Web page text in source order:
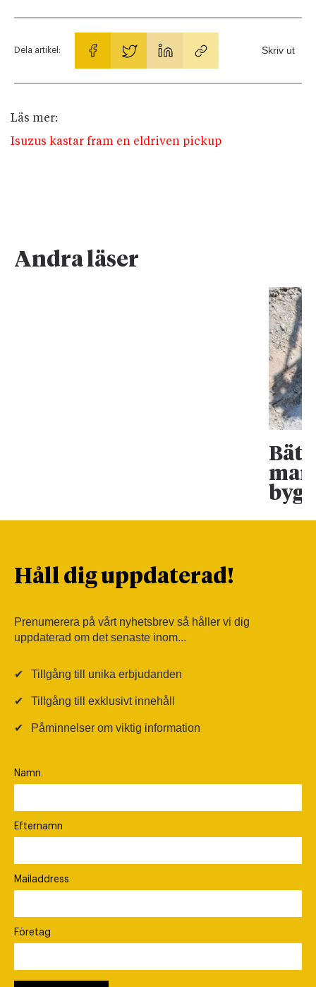
Dela artikel: Skriv ut
Läs mer:
Isuzus kastar fram en eldriven pickup
Andra läser
Håll dig uppdaterad!
Prenumerera på vårt nyhetsbrev så håller vi dig
uppdaterad om det senaste inom...
✔ Tillgång till unika erbjudanden
✔ Tillgång till exklusivt innehåll
✔ Påminnelser om viktig information
Namn
Efternamn
Mailaddress
Företag